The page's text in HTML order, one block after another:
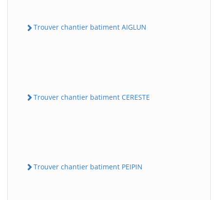
Trouver chantier batiment AIGLUN
Trouver chantier batiment CERESTE
Trouver chantier batiment PEIPIN